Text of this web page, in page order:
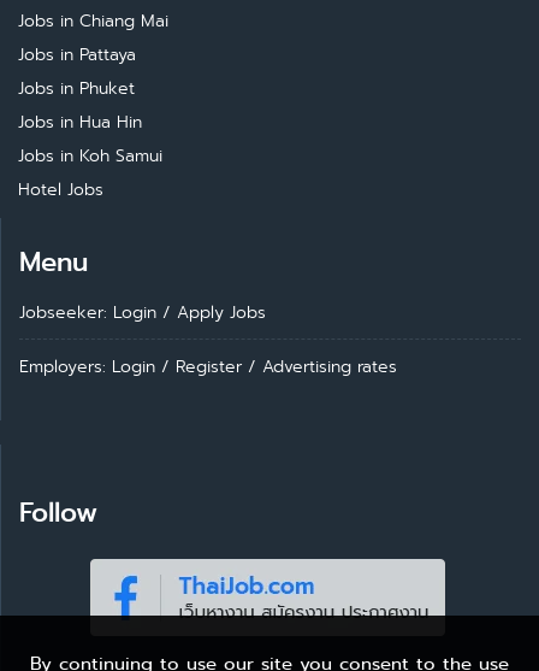
Jobs in Chiang Mai
Jobs in Pattaya
Jobs in Phuket
Jobs in Hua Hin
Jobs in Koh Samui
Hotel Jobs
Menu
Jobseeker: Login / Apply Jobs
Employers: Login / Register / Advertising rates
Follow
By continuing to use our site you consent to the use